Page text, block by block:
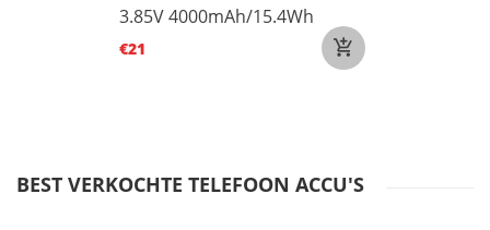
3.85V4000mAh/15.4Wh
€21
BEST VERKOCHTE TELEFOON ACCU'S